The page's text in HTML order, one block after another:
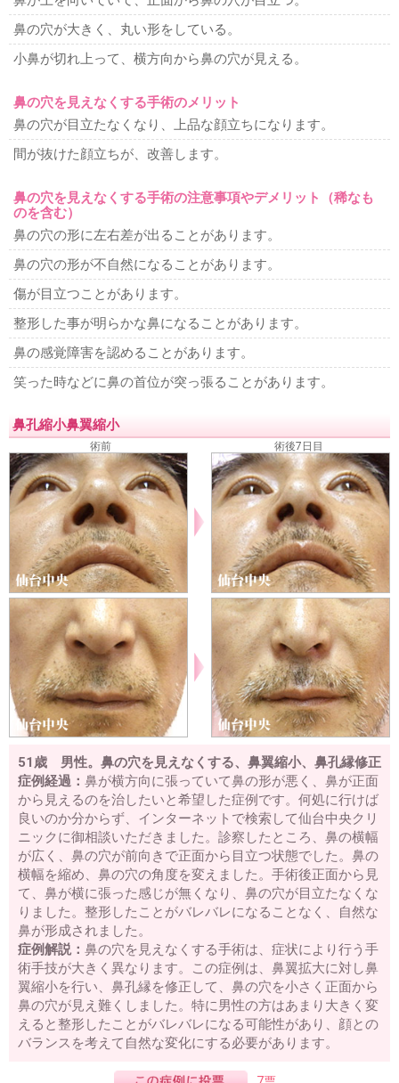
鼻の穴が大きく、丸い形をしている。
小鼻が切れ上って、横方向から鼻の穴が見える。
鼻の穴を見えなくする手術のメリット
鼻の穴が目立たなくなり、上品な顔立ちになります。
間が抜けた顔立ちが、改善します。
鼻の穴を見えなくする手術の注意事項やデメリット（稀なも
のを含む）
鼻の穴の形に左右差が出ることがあります。
鼻の穴の形が不自然になることがあります。
傷が目立つことがあります。
整形した事が明らかな鼻になることがあります。
鼻の感覚障害を認めることがあります。
笑った時などに鼻の首位が突っ張ることがあります。
鼻孔縮小鼻翼縮小
術前 術後7日目
51歳 男性。鼻の穴を見えなくする、鼻翼縮小、鼻孔縁修正
症例経過： 鼻が横方向に張っていて鼻の形が悪く、鼻が正面
から見えるのを治したいと希望した症例です。何処に行けば
良いのか分からず、インターネットで検索して仙台中央クリ
ニックに御相談いただきました。診察したところ、鼻の横幅
が広く、鼻の穴が前向きで正面から目立つ状態でした。鼻の
横幅を縮め、鼻の穴の角度を変えました。手術後正面から見
て、鼻が横に張った感じが無くなり、鼻の穴が目立たなくな
りました。整形したことがバレバレになることなく、自然な
鼻が形成されました。
症例解説： 鼻の穴を見えなくする手術は、症状により行う手
術手技が大きく異なります。この症例は、鼻翼拡大に対し鼻
翼縮小を行い、鼻孔縁を修正して、鼻の穴を小さく正面から
鼻の穴が見え難くしました。特に男性の方はあまり大きく変
えると整形したことがバレバレになる可能性があり、顔との
バランスを考えて自然な変化にする必要があります。